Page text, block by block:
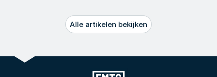
Alle artikelen bekijken